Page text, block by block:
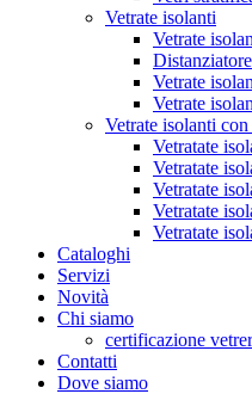
Vetrate isolanti
Vetrate
Vetrate
Vetrate
Vetrate isolanti
Vetratate
Vetratate
Vetratate
Vetratate
Vetratate
Cataloghi
Servizi
Novità
Chi siamo
certificazione
Contatti
Dove siamo